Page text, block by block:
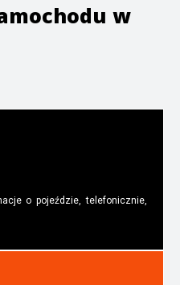
w
o pojeździe, telefonicznie,